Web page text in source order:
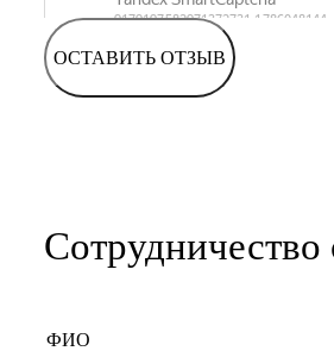
ОСТАВИТЬ ОТЗЫВ
Сотрудничество